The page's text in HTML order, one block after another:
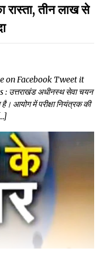
रास्ता, तीन लाख से
on Facebook Tweet it
उत्तराखंड अधीनस्थ सेवा चयन
आयोग में परीक्षा नियंत्रक की